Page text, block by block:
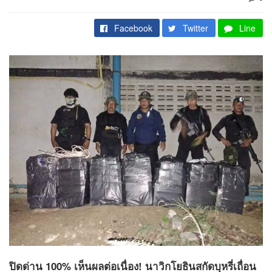
Facebook Twitter Line
ปิดด่าน 100% เห็นผลต่อเนื่อง! นาวิกโยธินสกัดบุหรี่เถื่อน